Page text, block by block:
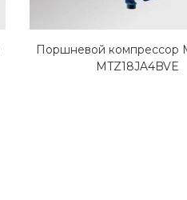
Поршневой компрессор
MTZ18JA4BVE